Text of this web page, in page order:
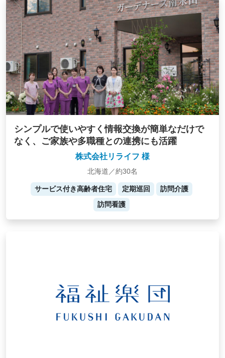
シンプルで使いやすく情報交換が簡単なだけで
なく、ご家族や多職種との連携にも活躍
株式会社リライフ 様
北海道／約30名
サービス付き高齢者住宅 定期巡回
訪問介護
訪問看護